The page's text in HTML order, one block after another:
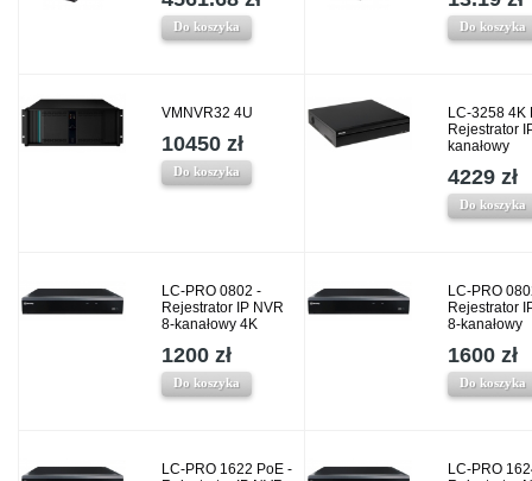
Do koszyka Do koszyka
VMNVR32 4U
10450 zł
Do koszyka
LC-3258 4K
Rejestrator
kanałowy
4229 zł
Do koszyka
LC-PRO 0802 -
Rejestrator IP NVR
8-kanałowy 4K
1200 zł
Do koszyka
LC-PRO
Rejestrator
8-kanałowy
1600 zł
Do koszyka
LC-PRO 1622 PoE -
LC-PRO